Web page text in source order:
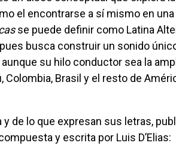
el encontrarse a sí mismo en
se puede definir como Latina
busca construir un sonido
su hilo conductor sea la
Brasil y el resto de
y escrita por Luis D’Elias: